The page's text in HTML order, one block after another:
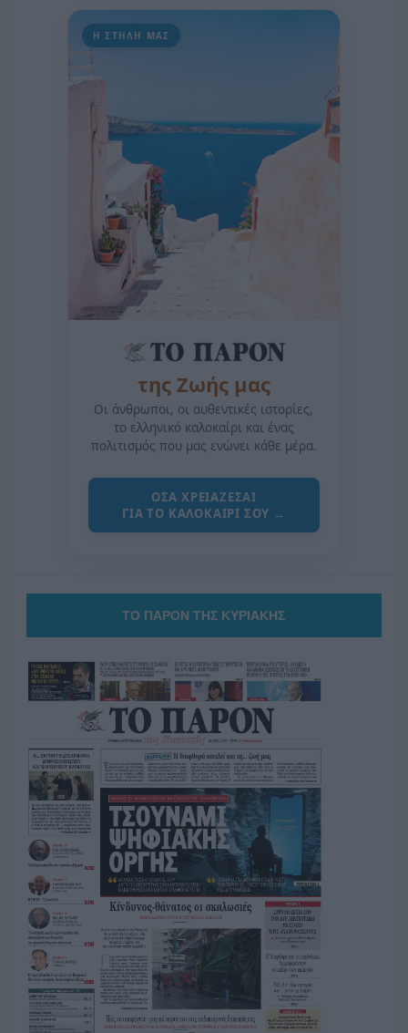
Η ΣΤΗΛΗ ΜΑΣ
της Ζωής μας
Οι άνθρωποι, οι αυθεντικές ιστορίες,
το ελληνικό καλοκαίρι και ένας
πολιτισμός που μας ενώνει κάθε μέρα.
ΟΣΑ ΧΡΕΙΑΖΕΣΑΙ
ΓΙΑ ΤΟ ΚΑΛΟΚΑΙΡΙ ΣΟΥ →
ΤΟ ΠΑΡΟΝ ΤΗΣ ΚΥΡΙΑΚΗΣ